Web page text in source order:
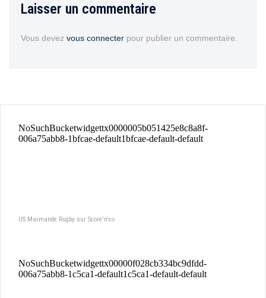
Laisser un commentaire
Vous devez vous connecter pour publier un commentaire.
US Marmande Rugby sur Score'n'co